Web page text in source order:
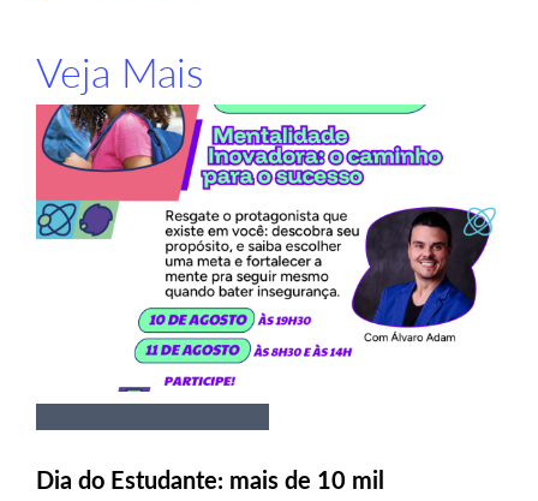
Veja Mais
Dia do Estudante: mais de 10 mil